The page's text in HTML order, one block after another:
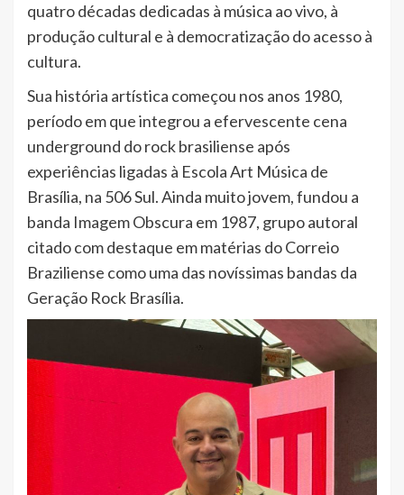
quatro décadas dedicadas à música ao vivo, à
produção cultural e à democratização do acesso à
cultura.
Sua história artística começou nos anos 1980,
período em que integrou a efervescente cena
underground do rock brasiliense após
experiências ligadas à Escola Art Música de
Brasília, na 506 Sul. Ainda muito jovem, fundou a
banda Imagem Obscura em 1987, grupo autoral
citado com destaque em matérias do Correio
Braziliense como uma das novíssimas bandas da
Geração Rock Brasília.